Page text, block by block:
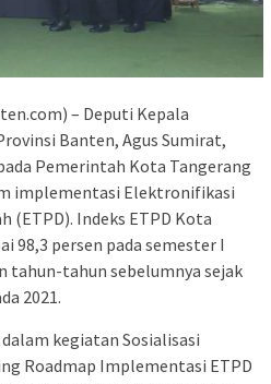
– Deputi Kepala
Banten, Agus Sumirat,
Pemerintah Kota Tangerang
implementasi Elektronifikasi
(ETPD). Indeks ETPD Kota
98,3 persen pada semester I
tahun-tahun sebelumnya sejak
2021.
kegiatan Sosialisasi
Roadmap Implementasi ETPD